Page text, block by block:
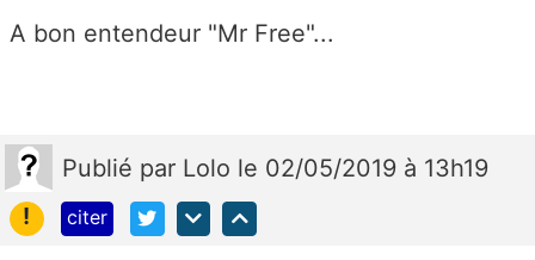
A bon entendeur "Mr Free"...
Publié par Lolo le 02/05/2019 à 13h19
!
citer